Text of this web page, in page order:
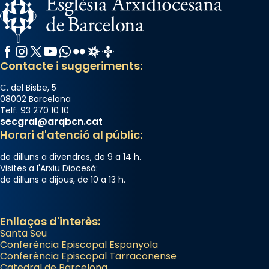
Arquebisbat de Barcelona
2 weeks ago
Memòria de les santes Juliana i
Semproniana, verges i màrtirs.
Acompanyant la història de sant Cugat, a
partir de l’Edat Mitjana sorgeix la tradició
que les santes Juliana (“relatiu a Júlia”) i
Semproniana (“relatiu a Semprònia =
eterna”) són deixebles seves. I l’any 1667, el
frare Joan Gaspar Roig, afirma en una obra
que les santes són filles de l’antiga Iluro.
Mataró en reivindicarà les relíquies fins que
a la “Missa de les Santes” (“Missa de
Glòria”) fou composta el 1848 per Mn.
Manuel Blanch, amb aire d’òpera
italianitzant; s’interpreta per privilegi
Facebook
Instagram
X / Twitter
YouTube
WhatsApp
FlickrRadio Estel
Catalunya Cristiana
Contacte i suggeriments:
C. del Bisbe, 5
08002 Barcelona
Telf. 93 270 10 10
secgral@arqbcn.cat
Horari d'atenció al públic:
de dilluns a divendres, de 9 a 14 h.
Visites a l'Arxiu Diocesà:
de dilluns a dijous, de 10 a 13 h.
Enllaços d'interès:
Santa Seu
Conferència Episcopal Espanyola
Conferència Episcopal Tarraconense